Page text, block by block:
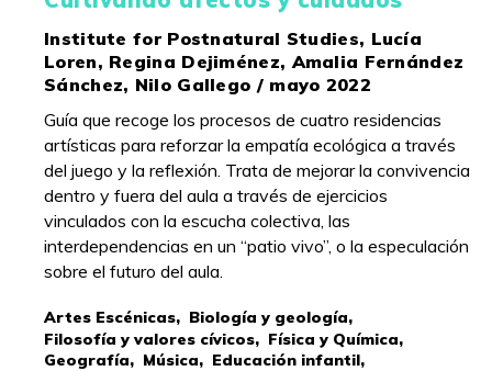
Institute for Postnatural Studies, Lucía
Loren, Regina Dejiménez, Amalia Fernández
Sánchez, Nilo Gallego / mayo 2022
Guía que recoge los procesos de cuatro residencias
artísticas para reforzar la empatía ecológica a través
del juego y la reflexión. Trata de mejorar la convivencia
dentro y fuera del aula a través de ejercicios
vinculados con la escucha colectiva, las
interdependencias en un “patio vivo”, o la especulación
sobre el futuro del aula.
Artes Escénicas, Biología y geología,
Filosofía y valores cívicos, Física y Química,
Geografía, Música, Educación infantil,